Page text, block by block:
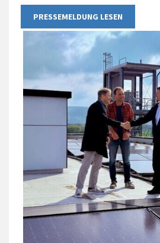
PRESSEMELDUNG LESEN